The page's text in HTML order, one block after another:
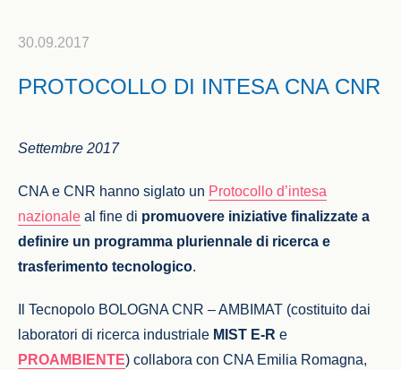
30.09.2017
PROTOCOLLO DI INTESA CNA CNR
Settembre 2017
CNA e CNR hanno siglato un Protocollo d’intesa
nazionale al fine di promuovere iniziative finalizzate a
definire un programma pluriennale di ricerca e
trasferimento tecnologico.
Il Tecnopolo BOLOGNA CNR – AMBIMAT (costituito dai
laboratori di ricerca industriale MIST E-R e
PROAMBIENTE) collabora con CNA Emilia Romagna,